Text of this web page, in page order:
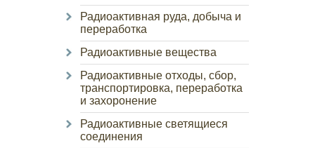
Радиоактивная руда, добыча и
переработка
Радиоактивные вещества
Радиоактивные отходы, сбор,
транспортировка, переработка
и захоронение
Радиоактивные светящиеся
соединения